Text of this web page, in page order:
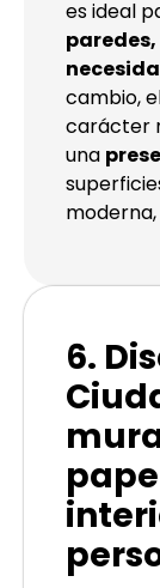
es ideal
cambio,
carácter
una
6.